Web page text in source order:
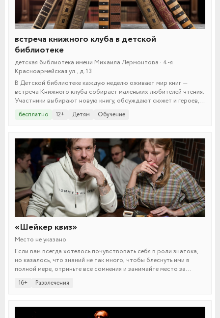
встреча книжного клуба в детской
библиотеке
детская библиотека имени Михаила Лермонтова · 4-я
Красноармейская ул., д. 13
В Детской библиотеке каждую неделю оживает мир книг —
встреча Книжного клуба собирает маленьких любителей чтения.
Участники выбирают новую книгу, обсуждают сюжет и героев,
делятся мыслями и играют в литературные викторины. Это
отличная возможность развить любовь к чтению и найти друзей
бесплатно 12+ Детям Обучение
«Шейкер квиз»
Место не указано
Если вам всегда хотелось почувствовать себя в роли знатока,
но казалось, что знаний не так много, чтобы блеснуть ими в
полной мере, отриньте все сомнения и занимайте место за
столиком интеллектуально-развлекательной игры «Шейкер
квиз».
16+ Развлечения